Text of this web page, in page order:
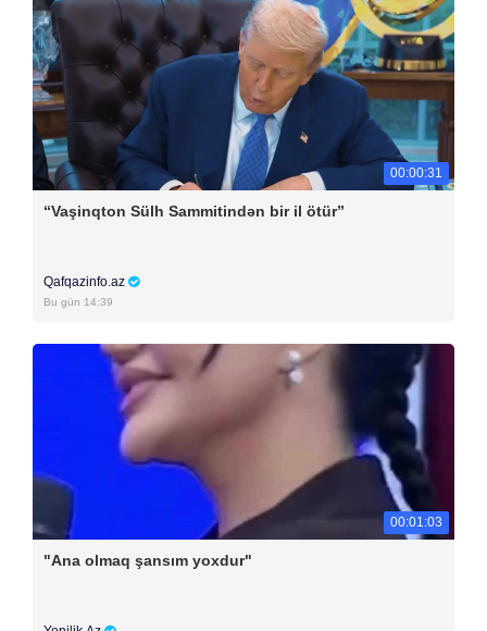
00:00:31
“Vaşinqton Sülh Sammitindən bir il ötür”
Qafqazinfo.az
Bu gün 14:39
00:01:03
"Ana olmaq şansım yoxdur"